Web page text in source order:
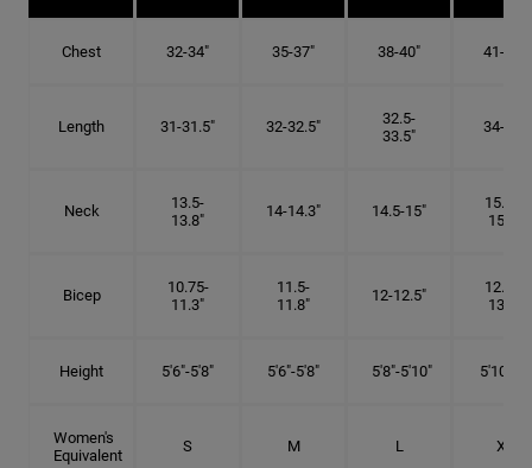
Chest 32-34" 35-37" 38-40" 41-43"
Length 31-31.5" 32-32.5"
32.5-
33.5"
34-35"
Neck
13.5-
13.8"
14-14.3" 14.5-15"
15.25-
15.5"
Bicep
10.75-
11.3"
11.5-
11.8"
12-12.5"
12.75-
13.3"
Height 5'6"-5'8" 5'6"-5'8" 5'8"-5'10" 5'10"- 6'
Women's
Equivalent
S M L XL